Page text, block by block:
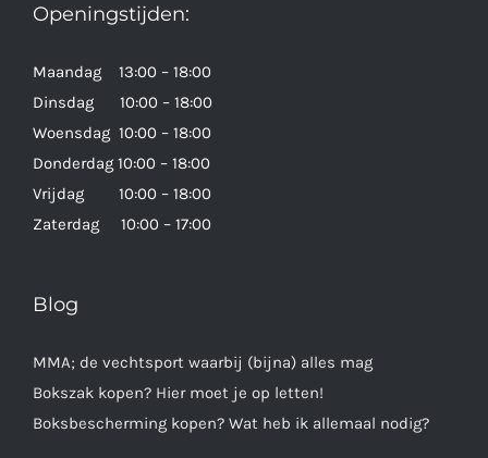
Openingstijden:
Maandag 13:00 – 18:00
Dinsdag 10:00 – 18:00
Woensdag 10:00 – 18:00
Donderdag 10:00 – 18:00
Vrijdag 10:00 – 18:00
Zaterdag 10:00 – 17:00
Blog
MMA; de vechtsport waarbij (bijna) alles mag
Bokszak kopen? Hier moet je op letten!
Boksbescherming kopen? Wat heb ik allemaal nodig?